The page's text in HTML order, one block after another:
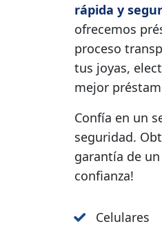
rápida y
ofrecemos
proceso
tus joyas,
mejor
Confía en un
seguridad.
garantía de
confianza!
Celulares